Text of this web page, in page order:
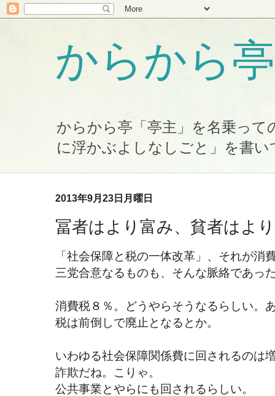
からから
からから亭「亭主」を名乗っ
に浮かぶよしなしごと」を書い
2013年9月23日月曜日
冨者はより富み、貧者はよ
「社会保障と税の一体改革」、それが
三党合意なるものも、そんな脈絡であっ
消費税８％。どうやらそうなるらしい。
税は前倒しで廃止となるとか。
いわゆる社会保障関係費に回されるのは
詐欺だね。こりゃ。
公共事業とやらにも回されるらしい。